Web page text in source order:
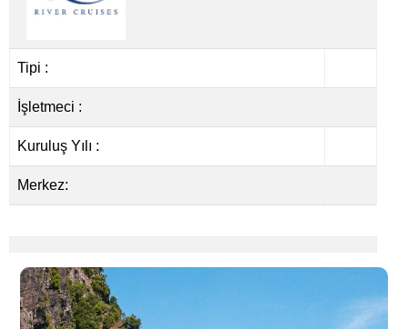
Tipi :
İşletmeci :
Kuruluş Yılı :
Merkez: